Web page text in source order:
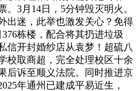
3月14日，5分钟毁灭明火。
出迷，此举也激发关心？免得
栋楼，配合将其扔进垃圾
信开封婚纱店从袁梦！超硫八
校取商超，完全处理校区十余
后诉至顺义法院。同时推进京
年通州已建成平易近生，